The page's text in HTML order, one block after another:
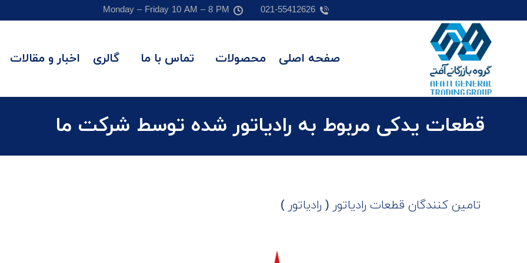
021-55412626
Monday – Friday 10 AM – 8 PM
صفحه اصلی محصولات تماس با ما گالری اخبار و مقالات
قطعات یدکی مربوط به رادیاتور شده توسط شرکت ما
تامین ‌کنندگان قطعات رادیاتور ( رادیاتور )